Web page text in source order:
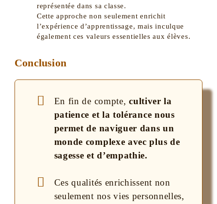
représentée dans sa classe.
Cette approche non seulement enrichit
l’expérience d’apprentissage, mais inculque
également ces valeurs essentielles aux élèves.
Conclusion
En fin de compte,cultiver la
patience et la tolérance nous
permet de naviguer dans un
monde complexe avec plus de
sagesse et d’empathie.
Ces qualités enrichissent non
seulement nos vies personnelles,